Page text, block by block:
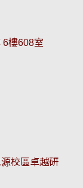
6樓608室
校區卓越研